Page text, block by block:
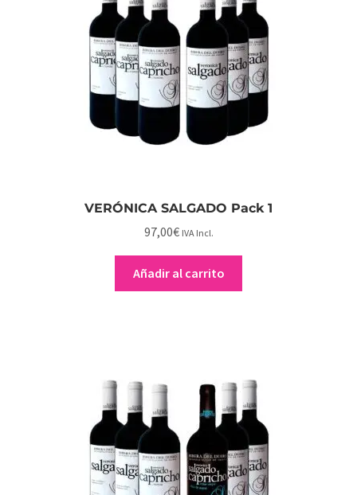
VERÓNICA SALGADO Pack 1
97,00€ IVA Incl.
Añadir al carrito